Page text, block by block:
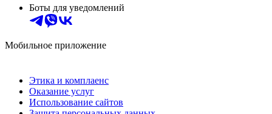
Боты для уведомлений
Мобильное приложение
Этика и комплаенс
Оказание услуг
Использование сайтов